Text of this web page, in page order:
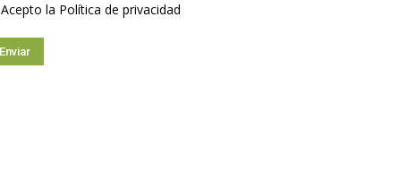
Acepto la Política de privacidad